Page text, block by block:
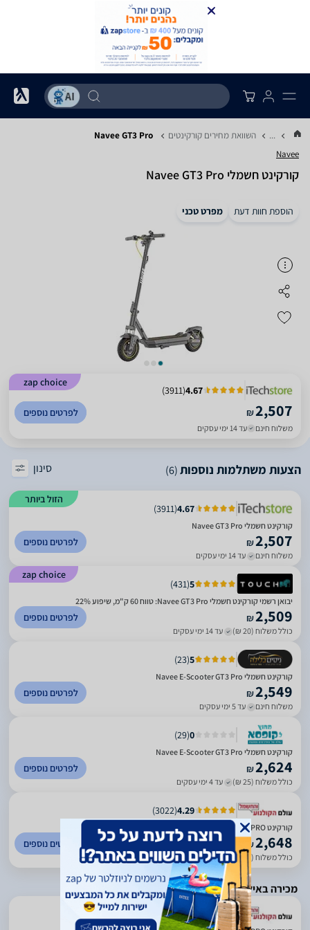
... השוואת מחירים קורקינטים Navee GT3 Pro
Navee
‏קורקינט חשמלי Navee GT3 Pro
הוספת חוות דעת מפרט טכני
zap choice
4.67
(
3911
)
₪2,507
משלוח חינם עד 14 ימי עסקים
לפרטים נוספים
הצעות משתלמות נוספות(6) סינון
הזול ביותר
4.67
(
3911
)
‏קורקינט חשמלי Navee GT3 Pro
₪2,507
משלוח חינם עד 14 ימי עסקים
לפרטים נוספים
zap choice
5
(
431
)
יבואן רשמי קורקינט חשמלי Navee GT3 Pro: טווח 60 ק"מ, שיפוע 22%
₪2,509
כולל משלוח (20 ₪) עד 14 ימי עסקים
לפרטים נוספים
5
(
23
)
קורקינט חשמלי Navee E-Scooter GT3 Pro
₪2,549
משלוח חינם עד 5 ימי עסקים
לפרטים נוספים
0
(
29
)
קורקינט חשמלי Navee E-Scooter GT3 Pro
₪2,624
כולל משלוח (25 ₪) עד 4 ימי עסקים
לפרטים נוספים
4.29
(
3022
)
קורקינט SCOOTER GT3 PRO נאבי NAVEE 91008
₪2,648
כולל משלוח (99 ₪) עד 7 ימי עסקים
לפרטים נוספים
מכירה באילת בלבד
4.29
(
3022